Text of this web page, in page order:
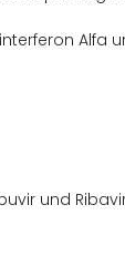
Alfa
und